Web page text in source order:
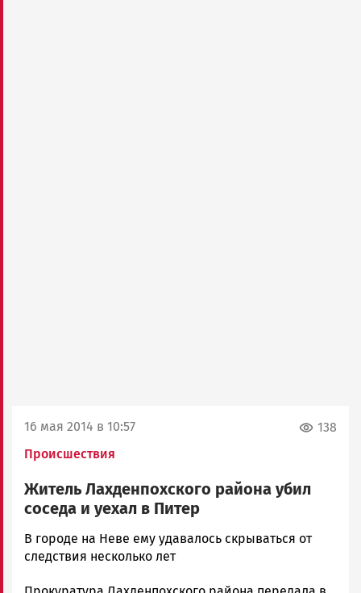
16 мая 2014 в 10:57
Происшествия
138
Житель Лахденпохского района убил
соседа и уехал в Питер
admintimur
Новости
В городе на Неве ему удавалось скрываться от
следствия несколько лет